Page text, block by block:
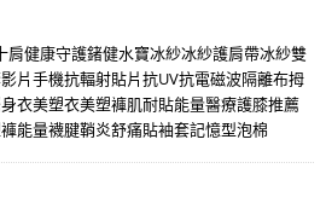
肩健康守護鍺健水寶冰紗冰紗護肩帶冰紗雙
片手機抗輻射貼片抗UV抗電磁波隔離布拇
衣美塑衣美塑褲肌耐貼能量醫療護膝推薦
能量襪腱鞘炎舒痛貼袖套記憶型泡棉